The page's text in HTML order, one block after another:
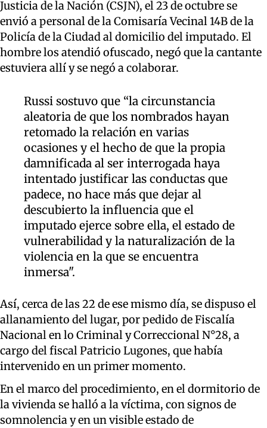
Justicia de la Nación (CSJN), el 23 de octubre se
envió a personal de la Comisaría Vecinal 14B de la
Policía de la Ciudad al domicilio del imputado. El
hombre los atendió ofuscado, negó que la cantante
estuviera allí y se negó a colaborar.
Russi sostuvo que “la circunstancia
aleatoria de que los nombrados hayan
retomado la relación en varias
ocasiones y el hecho de que la propia
damnificada al ser interrogada haya
intentado justificar las conductas que
padece, no hace más que dejar al
descubierto la influencia que el
imputado ejerce sobre ella, el estado de
vulnerabilidad y la naturalización de la
violencia en la que se encuentra
inmersa".
Así, cerca de las 22 de ese mismo día, se dispuso el
allanamiento del lugar, por pedido de Fiscalía
Nacional en lo Criminal y Correccional N°28, a
cargo del fiscal Patricio Lugones, que había
intervenido en un primer momento.
En el marco del procedimiento, en el dormitorio de
la vivienda se halló a la víctima, con signos de
somnolencia y en un visible estado de